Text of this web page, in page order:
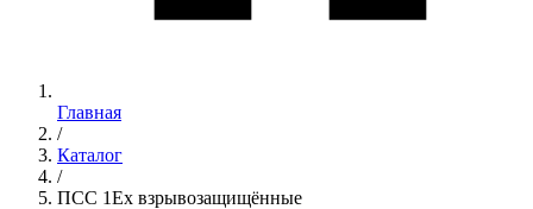
Главная
/
Каталог
/
ПСС 1Ex взрывозащищённые